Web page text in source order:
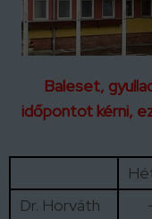
Baleset,
időpontot kérni,
Dr. Horváth